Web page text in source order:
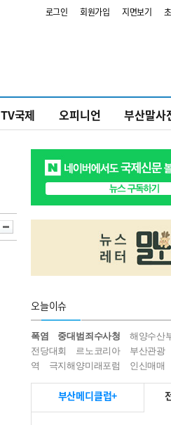
로그인 회원가입 지면보기
TV국제 오피니언 부산말사
오늘이슈
폭염 중대범죄수사청 해양수산
전당대회
르노코리아 부산관광
역
극지해양미래포럼 인신매매
부산메디클럽+